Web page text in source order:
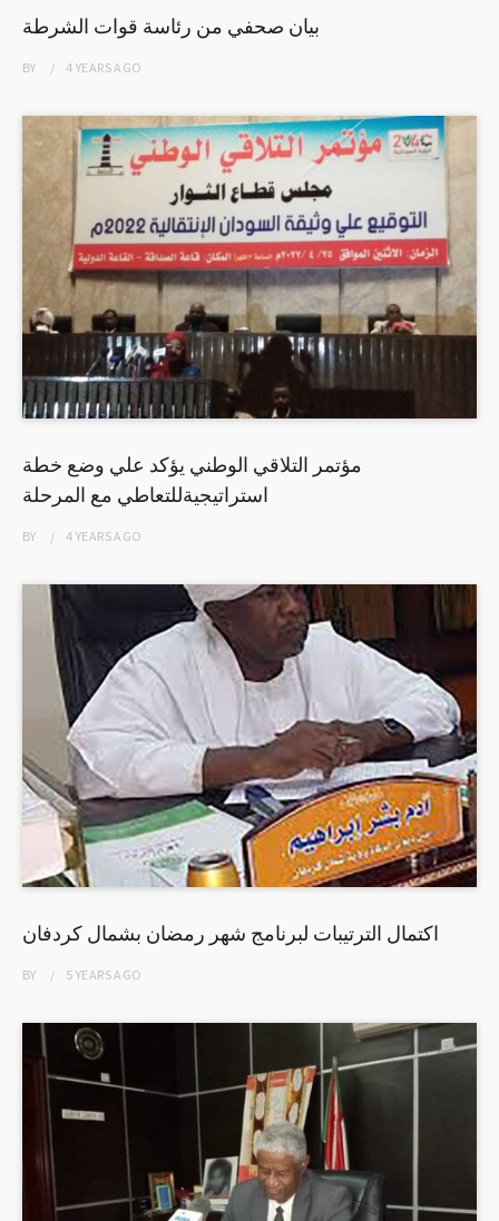
بيان صحفي من رئاسة قوات الشرطة
BY 4 YEARSAGO
مؤتمر التلاقي الوطني يؤكد علي وضع خطة
استراتيجيةللتعاطي مع المرحلة
BY 4 YEARSAGO
اكتمال الترتيبات لبرنامج شهر رمضان بشمال كردفان
BY 5 YEARSAGO